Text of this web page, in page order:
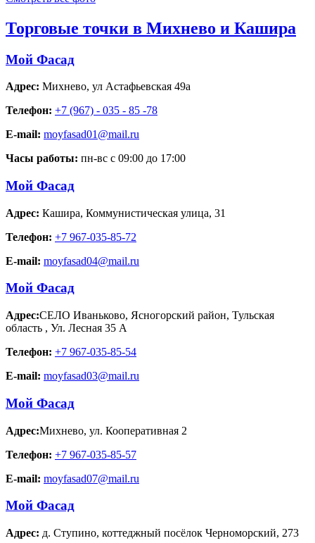
Торговые точки в Михнево и Кашира
Мой Фасад
Адрес: Михнево, ул Астафьевская 49а
Телефон: +7 (967) - 035 - 85 -78
E-mail: moyfasad01@mail.ru
Часы работы: пн-вс с 09:00 до 17:00
Мой Фасад
Адрес: Кашира, Коммунистическая улица, 31
Телефон: +7 967-035-85-72
E-mail: moyfasad04@mail.ru
Мой Фасад
Адрес:СЕЛО Иваньково, Ясногорский район, Тульская
область , Ул. Лесная 35 А
Телефон: +7 967-035-85-54
E-mail: moyfasad03@mail.ru
Мой Фасад
Адрес:Михнево, ул. Кооперативная 2
Телефон: +7 967-035-85-57
E-mail: moyfasad07@mail.ru
Мой Фасад
Адрес: д. Ступино, коттеджный посёлок Черноморский, 273